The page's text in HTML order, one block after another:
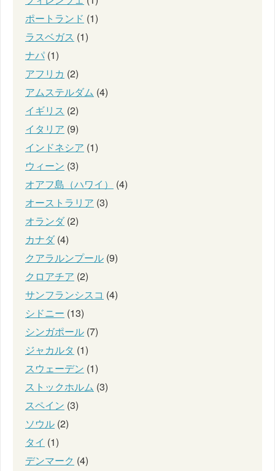
ポートランド (1)
ラスベガス (1)
ナパ (1)
アフリカ (2)
アムステルダム (4)
イギリス (2)
イタリア (9)
インドネシア (1)
ウィーン (3)
オアフ島（ハワイ）
(4)
オーストラリア (3)
オランダ(2)
カナダ(4)
クアラルンプール (9)
クロアチア (2)
サンフランシスコ (4)
シドニー (13)
シンガポール (7)
ジャカルタ (1)
スウェーデン (1)
ストックホルム (3)
スペイン (3)
ソウル (2)
タイ (1)
デンマーク (4)